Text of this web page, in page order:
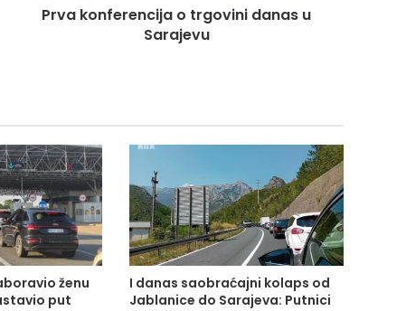
Prva konferencija o trgovini danas u
Sarajevu
ženu
put
I danas saobraćajni kolaps od
Jablanice do Sarajeva: Putnici